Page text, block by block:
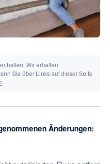
Wir erhalten
Sie über Links auf dieser Seite
Änderungen: